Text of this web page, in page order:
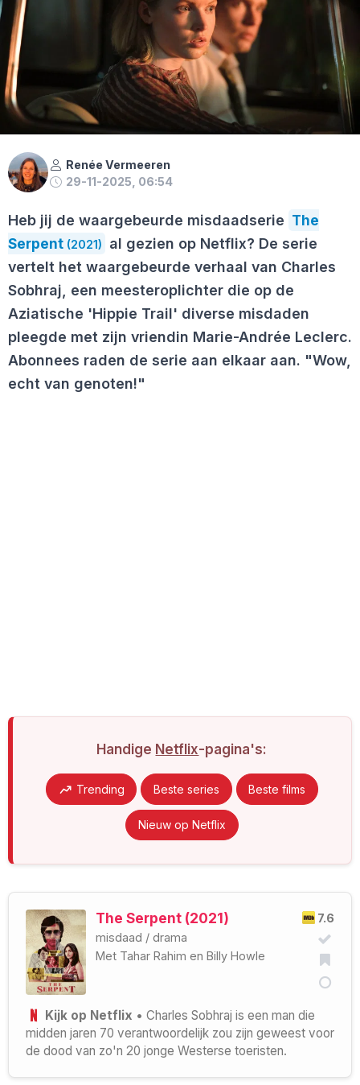
Renée Vermeeren
29-11-2025, 06:54
Heb jij de waargebeurde misdaadserie The
Serpent (2021)
al gezien op Netflix? De serie
vertelt het waargebeurde verhaal van Charles
Sobhraj, een meesteroplichter die op de
Aziatische 'Hippie Trail' diverse misdaden
pleegde met zijn vriendin Marie-Andrée Leclerc.
Abonnees raden de serie aan elkaar aan. "Wow,
echt van genoten!"
Handige Netflix-pagina's:
Trending Beste series Beste films
Nieuw op Netflix
7.6
The Serpent (2021)
misdaad / drama
Met Tahar Rahim en Billy Howle
Kijk op Netflix • Charles Sobhraj is een man die
midden jaren 70 verantwoordelijk zou zijn geweest voor
de dood van zo'n 20 jonge Westerse toeristen.